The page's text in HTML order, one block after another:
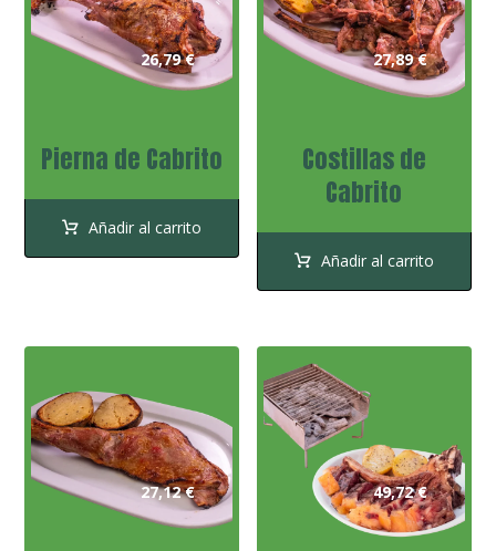
Pierna de Cabrito
26,79€
Añadir al carrito
Costillas de
Cabrito
27,89€
Añadir al carrito
27,12€ 49,72€